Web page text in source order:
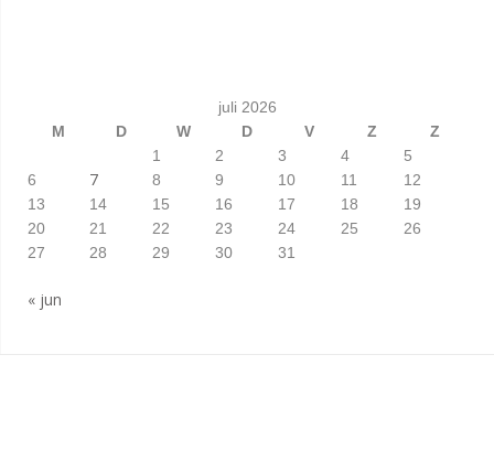
juli 2026
M
D W D V Z
Z
1
2 3 4
5
6
7 8 9 10 11
12
13
14 15 16 17 18
19
20
21 22 23 24 25
26
27
28 29 30 31
« jun